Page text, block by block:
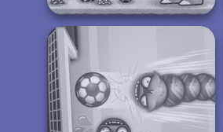
Super Soccer Noggins